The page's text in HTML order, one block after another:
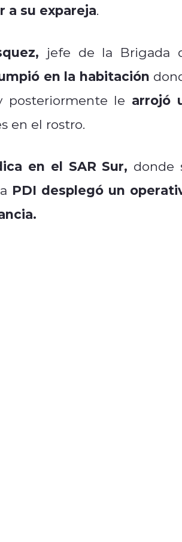
a su expareja.
jefe de la Brigada
en la habitación
le arrojó
en el rostro.
en el SAR Sur, donde
PDI desplegó un